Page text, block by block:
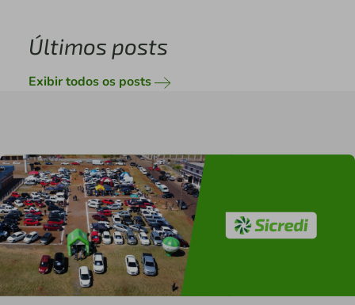
Últimos posts
Exibir todos os posts